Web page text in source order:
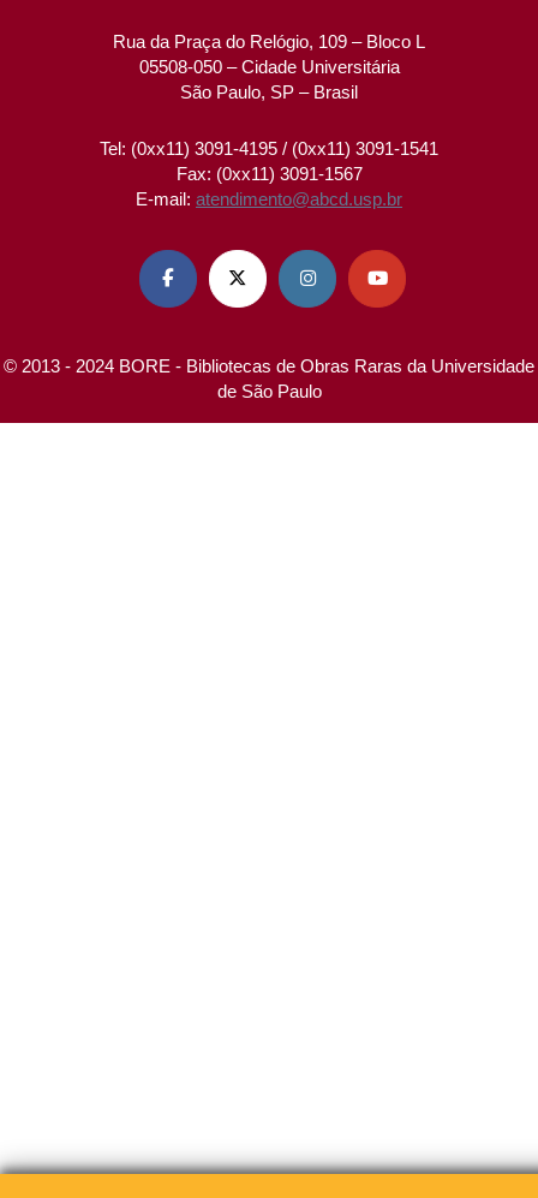
Rua da Praça do Relógio, 109 – Bloco L
05508-050 – Cidade Universitária
São Paulo, SP – Brasil
Tel: (0xx11) 3091-4195 / (0xx11) 3091-1541
Fax: (0xx11) 3091-1567
E-mail: atendimento@abcd.usp.br
   
© 2013 - 2024 BORE - Bibliotecas de Obras Raras da Universidade
de São Paulo